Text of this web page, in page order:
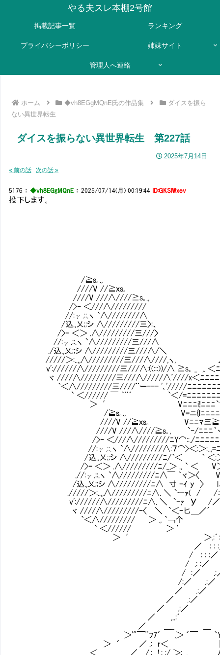
やる夫スレ本棚2号館
掲載記事一覧 ランキング
プライバシーポリシー 姉妹サイト
管理人へ連絡
ホーム ◆vh8EGgMQnE氏の作品集
ダイスを振ら
ない異世界転生
ダイスを振らない異世界転生 第227話
2025年7月14日
« 前の話 次の話 »
5176 ：◆vh8EGgMQnE ：2025/07/14(月) 00:19:44 ID:GKSlWxev
投下します。
/≧s｡., / :|ﾞﾐ| l, | 弋
////V //≧ｘs｡ // :ﾔﾉｲi | 〉
////V ///∧////≧s｡., /ｲ ..:∧.:j,ﾊ :|
/>ｰ ＜///∧///////// | .:/}.:lヾ } ﾄ
//:γ.::.ヽ `∧////////∧ ﾉィィイ ﾉｲ `jﾉ
/込.,乂;;シ ∧/////////三〉:、 ／￣｀ヾｰ 、
/>ｰ ＜＞ .∧/////////三///〉 l : : : : } `ｰ＜´
//:γ.::.ヽ `∧/////////三///∧ | .:∠ﾆl／｀ヾ
./込.,乂;;シ ∧/////////三///∧/＼ | ∠ﾆﾆ
/////＞:..,,∧/////////三///∧////,ヽ, ∠ﾆﾆﾆﾆﾆﾆ
v'://////∧/////////三///∧:((:::))/∧ ≧s｡ _ ,. ＜ﾆﾆﾆ
ヾ ////∧/////////三///∧/////∧ﾞ////x＜ﾆﾆﾆﾆﾆﾆ
`＜∧/////////三////¨ー--- '､'/////ﾆﾆﾆﾆﾆﾆﾆﾆﾆ
` ＜////// ￣ ｀¨´ `＜/=ﾆﾆﾆﾆﾆﾆﾆﾆﾆﾆﾆ
＞ ′ Vﾆﾆﾆi!ﾆﾆﾆ`寸ﾆﾆﾆﾆﾆﾆﾆニ７
/≧s｡., V=ニ{lﾆﾆﾆﾆﾆ寸ﾆﾆﾆﾆﾆﾆﾆｽ／
////V //≧ｘs｡ Vﾆﾆﾏ三≧t､ﾆﾏﾆﾆﾆﾆ二／
////V ///∧////≧s｡, `ｰ/ﾆﾆﾆ｀ヾft､ ﾏﾆﾆ=／:::::
/>ｰ ＜///∧/////////ﾆY⌒::./ﾆﾆﾆﾆﾆニ寸ｿ=／:::::
//:γ.::.ヽ `∧////////∧:７⌒>＜:＞:..,=ﾆﾆﾆ｝／
/込.,乂;;シ ∧/////////ﾆ/`＜ ` ＜:＞=彡:::／//／
/>ｰ ＜＞ .∧/////////ﾆ/_＞ ., ` ＜ V＞zr匕//
.//:γ.::.ヽ `∧/////////ﾆ∧￣ ｀ヾ＞〈 V=ﾆ}//／＿＿
/込.,乂;;シ ∧/////////ﾆ∧ 寸 ｰｲ y 〉 lニ/／ /ﾆﾆﾆ
./////＞:..,,∧/////////ﾆ∧. ＼ `ーｧ( / /ﾆ/ /ﾆﾆﾆニ/ニ
v'://////∧/////////ﾆ∧. ＼ `ｰｧ У /／ , '
ヾ ////∧/////////ｰ〈 ＼ `＜ｰ匕＿／
`＜∧///////// ＞ ., `￢个
` ＜////// ＞ ′
＞ ′ ＞.:´: : :
／ : : :／ .:
/ : : :／ .:／
/ .: :／ .:
/ :／ .:／
/:／ .:／
／ .:／
／ .:／
／ .:／ ,. ´ ｀
／ ,..:´ ／ l:::.
／ ＿_ ＿ ∠ __ !:::.
＞'"￣¨ﾌ7´ ,＞ ´￣ ｀Y: :/三ﾆ
＞ ´ ／ .: r＜ |.:/三ﾆﾆﾆﾆ＼
＜ ／ /.: !.: :/ ＞: ., ﾉ仁ﾆﾆﾆﾆﾆﾆニY